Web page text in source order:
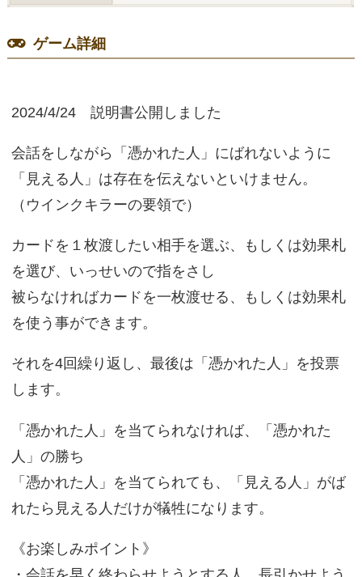
ゲーム詳細
2024/4/24 説明書公開しました
会話をしながら「憑かれた人」にばれないように
「見える人」は存在を伝えないといけません。
（ウインクキラーの要領で）
カードを１枚渡したい相手を選ぶ、もしくは効果札
を選び、いっせいので指をさし
被らなければカードを一枚渡せる、もしくは効果札
を使う事ができます。
それを4回繰り返し、最後は「憑かれた人」を投票
します。
「憑かれた人」を当てられなければ、「憑かれた
人」の勝ち
「憑かれた人」を当てられても、「見える人」がば
れたら見える人だけが犠牲になります。
《お楽しみポイント》